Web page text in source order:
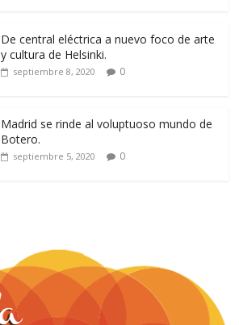
De central eléctrica a nuevo foco de arte
y cultura de Helsinki.
septiembre 8, 2020 0
Madrid se rinde al voluptuoso mundo de
Botero.
septiembre 5, 2020 0